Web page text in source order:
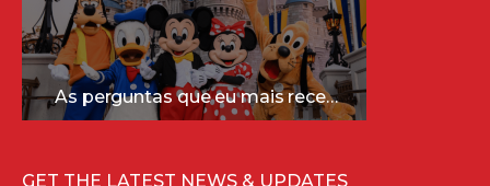
As perguntas que eu mais recebo sobre a Disney (e as respostas mais sinceras!)
GET THE LATEST NEWS & UPDATES